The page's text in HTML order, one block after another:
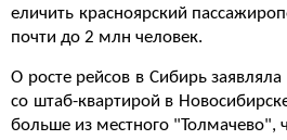
еличить красноярский
почти до 2 млн человек.
О росте рейсов в Сибирь
со штаб-квартирой в
больше из местного "Толмачево",